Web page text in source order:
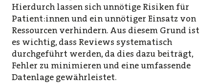
Hierdurch lassen sich unnötige Risiken für
Patient:innen und ein unnötiger Einsatz von
Ressourcen verhindern. Aus diesem Grund ist
es wichtig, dass Reviews systematisch
durchgeführt werden, da dies dazu beiträgt,
Fehler zu minimieren und eine umfassende
Datenlage gewährleistet.